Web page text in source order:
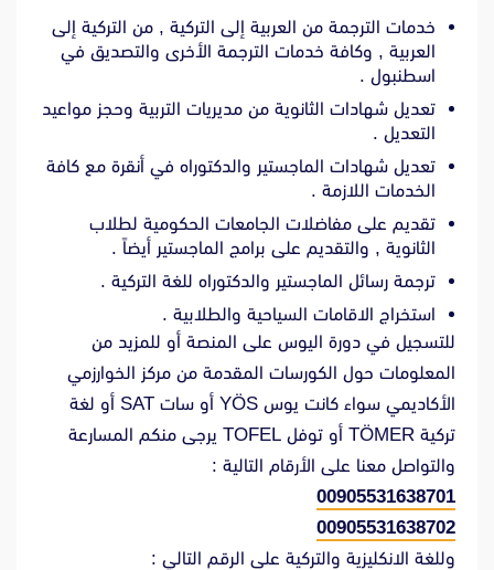
خدمات الترجمة من العربية إلى التركية , من التركية إلى
العربية , وكافة خدمات الترجمة الأخرى والتصديق في
اسطنبول .
تعديل شهادات الثانوية من مديريات التربية وحجز مواعيد
التعديل .
تعديل شهادات الماجستير والدكتوراه في أنقرة مع كافة
الخدمات اللازمة .
تقديم على مفاضلات الجامعات الحكومية لطلاب
الثانوية , والتقديم على برامج الماجستير أيضاً .
ترجمة رسائل الماجستير والدكتوراه للغة التركية .
استخراج الاقامات السياحية والطلابية .
للتسجيل في دورة اليوس على المنصة أو للمزيد من
المعلومات حول الكورسات المقدمة من مركز الخوارزمي
الأكاديمي سواء كانت يوس YÖS أو سات SAT أو لغة
تركية TÖMER أو توفل TOFEL يرجى منكم المسارعة
والتواصل معنا على الأرقام التالية :
00905531638701
00905531638702
وللغة الانكليزية والتركية على الرقم التالي :